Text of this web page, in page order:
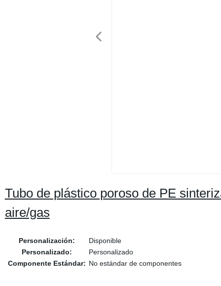
Tubo de plástico poroso de PE
aire/gas
Personalización:
Disponible
Personalizado:
Personalizado
Componente Estándar: No estándar de componentes